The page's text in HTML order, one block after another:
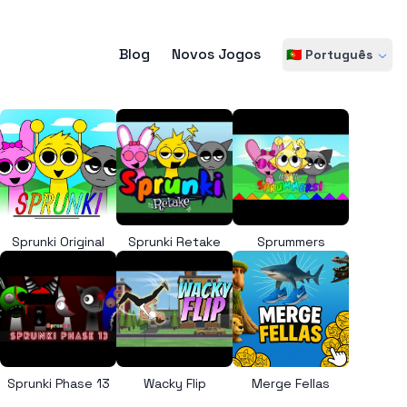
Blog Novos Jogos 🇵🇹 Português
Sprunki Original Sprunki Retake Sprummers
Sprunki Phase 13 Wacky Flip Merge Fellas